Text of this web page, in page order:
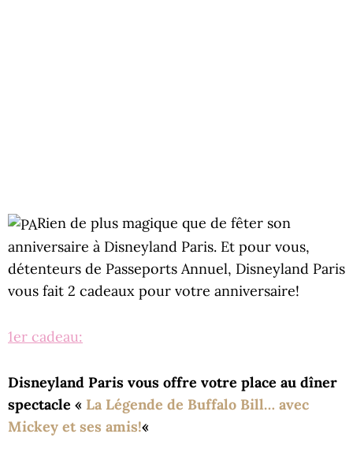
Rien de plus magique que de fêter son
anniversaire à Disneyland Paris. Et pour vous,
détenteurs de Passeports Annuel, Disneyland Paris
vous fait 2 cadeaux pour votre anniversaire!
1er cadeau:
Disneyland Paris vous offre votre place au dîner
spectacle « La Légende de Buffalo Bill… avec
Mickey et ses amis!«